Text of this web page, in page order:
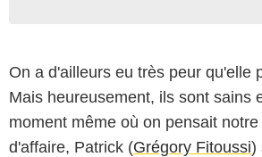
On a d'ailleurs eu très peur qu'elle
Mais heureusement, ils sont sains
moment même où on pensait
d'affaire, Patrick (Grégory Fitoussi)